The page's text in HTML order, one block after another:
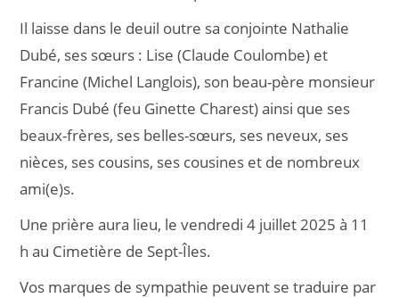
Il laisse dans le deuil outre sa conjointe Nathalie
Dubé, ses sœurs : Lise (Claude Coulombe) et
Francine (Michel Langlois), son beau-père monsieur
Francis Dubé (feu Ginette Charest) ainsi que ses
beaux-frères, ses belles-sœurs, ses neveux, ses
nièces, ses cousins, ses cousines et de nombreux
ami(e)s.
Une prière aura lieu, le vendredi 4 juillet 2025 à 11
h au Cimetière de Sept-Îles.
Vos marques de sympathie peuvent se traduire par